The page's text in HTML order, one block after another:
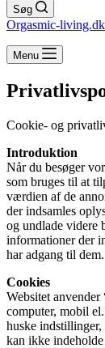
Søg
Orgasmic-living.dk
Menu
Cookie- og
Introduktion
Når du besøger
som bruges til at
værdien af de
der indsamles
og undlade videre
informationer der
har adgang til dem.
Cookies
Websitet anvender
computer, mobil
huske indstillinger,
kan ikke